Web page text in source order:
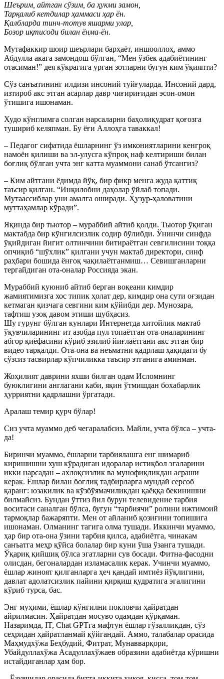
Шеърим, айтган сўзим, ба ҳукми замон,
Тарқалиб кетдилар ҳаммаси ҳар ён.
Қалбларда тинч-тотув яшарми улар,
Бозор иқтисоди билан ёнма-ён.
Мутафаккир шоир шеърлари барҳаёт, иншооллоҳ, аммо
Абдулла акага замондош бўлган, “Мен ўзбек адабиётининг
отасиман!” дея кўкрагига урган зотларни бугун ким ўқияпти?
Сўз санъатининг илдизи инсоний туйғуларда. Инсоний дард,
изтироб акс этган асарлар давр чиғириғидан эсон-омон
ўтишига ишонаман.
Худо кўнглимга солган нарсаларни баҳолиқудрат қоғозга
тушириб келяпман. Бу ёғи Аллоҳга таваккал!
– Педагог сифатида ёшларнинг ўз имкониятларини кенгроқ
намоён қилиши ва эл-улусга кўпроқ наф келтириши билан
боғлиқ бўлган учта энг катта муаммони санаб ўтсангиз?
– Ким айтгани ёдимда йўқ, бир фикр менга жуда қаттиқ
таъсир қилган. “Инқилобни даҳолар ўйлаб топади.
Мутаассиблар уни амалга оширади. Ҳузур-ҳаловатини
муттаҳамлар кўради”.
Яқинда бир тьютор – мураббий айтиб қолди. Тьютор ўқиган
мактабда бир кўнгилсизлик содир бўлибди. Ўнинчи синфда
ўқийдиган йигит олтинчини битираётган севгилисини тоққа
опчиқиб “шўхлик” қилгани учун мактаб директори, синф
раҳбари бошида ёнғоқ чақилаётганмиш… Севишганларни
тергайдиган ота-оналар Россияда экан.
Мураббий куюниб айтиб берган воқеани кимдир
жамиятимизга хос типик ҳолат дер, кимдир она сути оғзидан
кетмаган қизчага севгини ким қўйибди дер. Мунозара,
тафтиш узоқ давом этиши шубҳасиз.
Шу гурунг бўлган кунлари Интернетда хитойлик мактаб
ўқувчиларининг ит азобда пул топаётган ота-оналарининг
абгор қиёфасини кўриб эзилиб йиғлаётгани акс этган бир
видео тарқалди. Ота-она ва неъматни қадрлаш ҳақидаги бу
сўзсиз тасвирлар кўпчиликка таъсир этганига аминман.
Жоҳилият даврини яхши билган одам Исломнинг
буюклигини англагани каби, яқин ўтмишдан бохабарлик
ҳурриятни қадрлашни ўргатади.
Аралаш темир қурч бўлар!
Сиз учта муаммо деб чегаралабсиз. Майли, учта бўлса – учта-
да!
Биринчи муаммо, ёшларни тарбиялашга енг шимариб
киришишни хуш кўрадиган идоралар истиқбол эгаларини
икки нарсадан – ахлоқсизлик ва мунофиқликдан асраши
керак. Ёшлар билан боғлиқ тадбирларга мундай серсоб
қаранг: юзакилик ва кўзбўямачиликдан қаёққа бекинишни
билмайсиз. Бундан ўттиз йил бурун телевидение тарбия
воситаси саналган бўлса, бугун “тарбиячи” ролини ижтимоий
тармоқлар бажаряпти. Мен от айланиб қозиғини топишига
ишонаман. Олманинг тагига олма тушади. Иккинчи муаммо,
ҳар бир ота-она ўзини тарбия қилса, адабиётга, чинакам
санъатга меҳр қўйса болалар бир куни ўша ўзанга тушади.
Ўқариқ қийшиқ бўлса эгатларни сув босади. Фитна-фасодни
олисдан, бегоналардан изламасалик керак. Учинчи муаммо,
ёшлар жиноят қилганларга ҳеч қандай имтиёз йўқлигини,
давлат адолатсизлик пайини қирқиш қудратига эгалигини
кўриб турса, бас.
Энг муҳими, ёшлар кўнгилни покловчи ҳайратдан
айрилмасин. Ҳайратдан мосуво одамдан қўрқаман.
Назаримда, IT, Chat GPTга мафтун ёшлар гўзалликдан, сўз
сеҳридан ҳайратланмай қўйгандай. Аммо, талабалар орасида
Маҳмудхўжа Беҳбудий, Фитрат, Мунавварқори,
Убайдуллахўжа Асадуллахўжаев образини адабиётда кўришни
истайдиганлар ҳам бор.